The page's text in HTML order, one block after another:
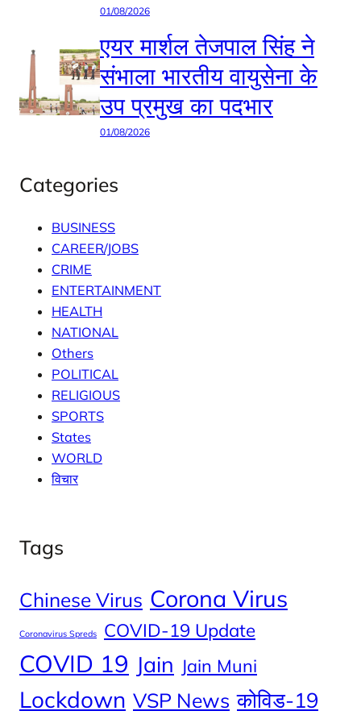
01/08/2026
एयर मार्शल तेजपाल सिंह ने
संभाला भारतीय वायुसेना के
उप प्रमुख का पदभार
01/08/2026
Categories
BUSINESS
CAREER/JOBS
CRIME
ENTERTAINMENT
HEALTH
NATIONAL
Others
POLITICAL
RELIGIOUS
SPORTS
States
WORLD
विचार
Tags
Chinese Virus Corona Virus
Coronavirus Spreds COVID-19 Update
COVID 19 Jain Jain Muni
Lockdown VSP News कोविड-19